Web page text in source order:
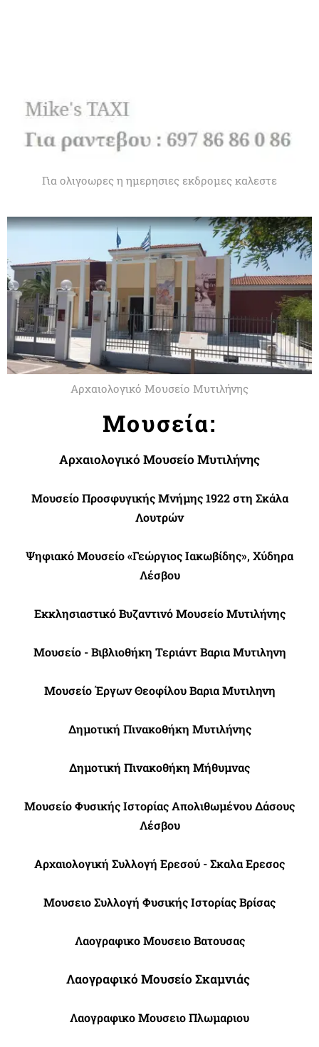
Για ολιγοωρες η ημερησιες εκδρομες καλεστε
Αρχαιολογικό Μουσείο Μυτιλήνης
Μουσεία:
Αρχαιολογικό Μουσείο Μυτιλήνης
Μουσείο Προσφυγικής Μνήμης 1922 στη Σκάλα
Λουτρών
Ψηφιακό Μουσείο «Γεώργιος Ιακωβίδης», Χύδηρα
Λέσβου
Εκκλησιαστικό Βυζαντινό Μουσείο Μυτιλήνης
Μουσείο - Βιβλιοθήκη Τεριάντ Βαρια Μυτιληνη
Μουσείο Έργων Θεοφίλου Βαρια Μυτιληνη
Δημοτική Πινακοθήκη Μυτιλήνης
Δημοτική Πινακοθήκη Μήθυμνας
Μουσείο Φυσικής Ιστορίας Απολιθωμένου Δάσους
Λέσβου
Αρχαιολογική Συλλογή Ερεσού - Σκαλα Ερεσος
Μουσειο Συλλογή Φυσικής Ιστορίας Βρίσας
Λαογραφικο Μουσειο Βατουσας
Λαογραφικό Μουσείο Σκαμνιάς
Λαογραφικο Μουσειο Πλωμαριου